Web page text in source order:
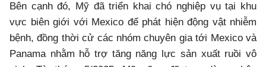
Bên cạnh đó, Mỹ đã triển khai chó nghiệp vụ tại khu
vực biên giới với Mexico để phát hiện động vật nhiễm
bệnh, đồng thời cử các nhóm chuyên gia tới Mexico và
Panama nhằm hỗ trợ tăng năng lực sản xuất ruồi vô